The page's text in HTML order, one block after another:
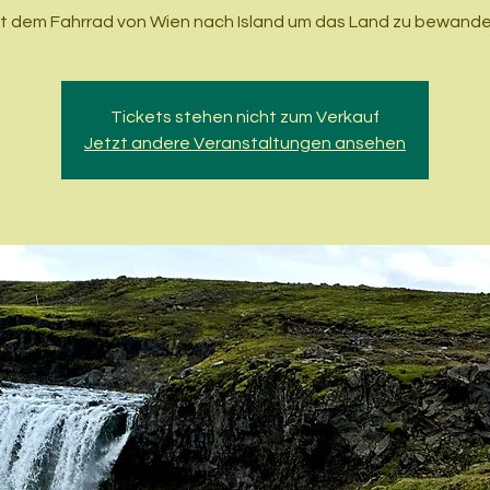
dem Fahrrad von Wien nach Island um das Land zu
Tickets stehen nicht zum Verkauf
Jetzt andere Veranstaltungen ansehen